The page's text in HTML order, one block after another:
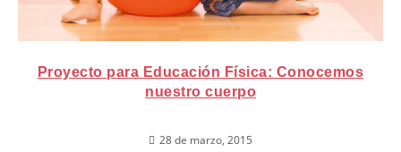
Proyecto para Educación Física: Conocemos
nuestro cuerpo
28 de marzo, 2015